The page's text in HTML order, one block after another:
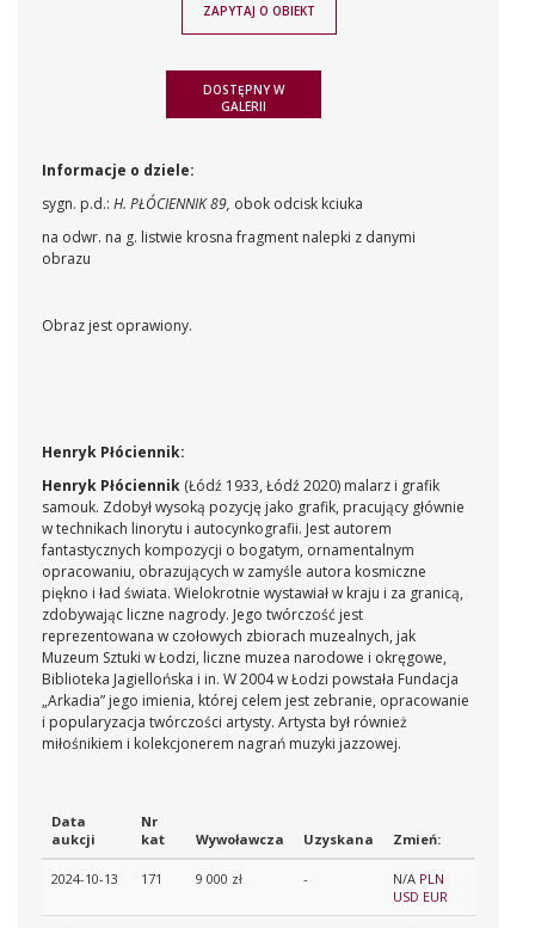
ZAPYTAJ O OBIEKT
DOSTĘPNY W
GALERII
Informacje o dziele:
sygn. p.d.: H. PŁÓCIENNIK 89, obok odcisk kciuka
na odwr. na g. listwie krosna fragment nalepki z danymi
obrazu
Obraz jest oprawiony.
Henryk Płóciennik:
Henryk Płóciennik (Łódź 1933, Łódź 2020) malarz i grafik
samouk. Zdobył wysoką pozycję jako grafik, pracujący głównie
w technikach linorytu i autocynkografii. Jest autorem
fantastycznych kompozycji o bogatym, ornamentalnym
opracowaniu, obrazujących w zamyśle autora kosmiczne
piękno i ład świata. Wielokrotnie wystawiał w kraju i za granicą,
zdobywając liczne nagrody. Jego twórczość jest
reprezentowana w czołowych zbiorach muzealnych, jak
Muzeum Sztuki w Łodzi, liczne muzea narodowe i okręgowe,
Biblioteka Jagiellońska i in. W 2004 w Łodzi powstała Fundacja
„Arkadia” jego imienia, której celem jest zebranie, opracowanie
i popularyzacja twórczości artysty. Artysta był również
miłośnikiem i kolekcjonerem nagrań muzyki jazzowej.
Data
aukcji
Nr
kat
Wywoławcza Uzyskana Zmień:
2024-10-13 171 9 000 zł - N/A PLN
USD EUR